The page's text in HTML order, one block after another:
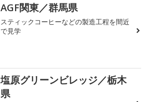
AGF関東／群馬県
スティックコーヒーなどの製造工程を間近
で見学
塩原グリーンビレッジ／栃木
県